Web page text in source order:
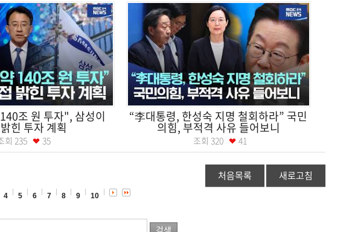
조 원 투자", 삼성이
힌 투자 계획
회 235 35
“李대통령, 한성숙 지명 철회하라” 국민
의힘, 부적격 사유 들어보니
조회 320 41
처음목록 새로고침
4 5 6 7 8 9 10